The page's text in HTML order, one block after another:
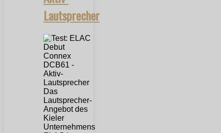
Lautsprecher
Das
Lautsprecher-
Angebot des
Kieler
Unternehmens